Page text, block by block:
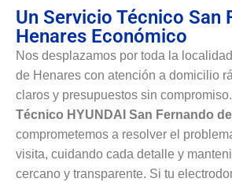
Un Servicio Técnico San
Henares Económico
Nos desplazamos por toda la
de Henares con atención a domicilio
claros y presupuestos sin compromiso.
Técnico HYUNDAI San Fernando
comprometemos a resolver el
visita, cuidando cada detalle y
cercano y transparente. Si tu